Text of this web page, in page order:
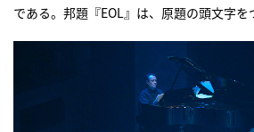
である。邦題『EOL』は、原題の頭文字を